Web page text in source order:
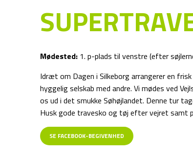
Mødested: 1. p-plads til venstre (efter
Idræt om Dagen i Silkeborg arrangerer en
hyggelig selskab med andre. Vi mødes ved
os ud i det smukke Søhøjlandet. Denne tur
Husk gode travesko og tøj efter vejret samt
SE FACEBOOK-BEGIVENHED